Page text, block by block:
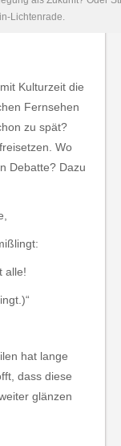
Lichtenrade.
Kulturzeit die
Fernsehen
zu spät?
Wo
Debatte? Dazu
alle!
hat lange
dass diese
glänzen